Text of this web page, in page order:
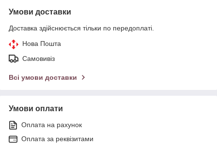
Умови доставки
Доставка здійснюється тільки по передоплаті.
Нова Пошта
Самовивіз
Всі умови доставки
Умови оплати
Оплата на рахунок
Оплата за реквізитами